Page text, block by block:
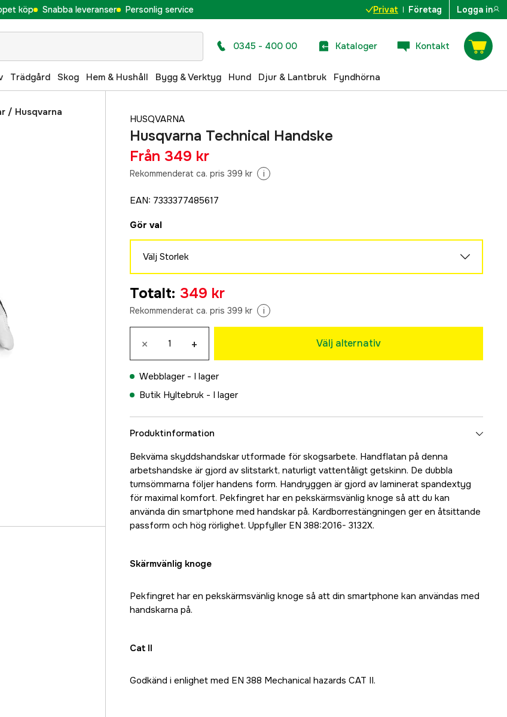
köp Snabba leveranser Personlig service Privat Företag Logga in
0345 - 400 00 Kataloger Kontakt
Trädgård Skog Hem & Hushåll Bygg & Verktyg Hund Djur & Lantbruk Fyndhörna
/ Husqvarna
HUSQVARNA
Husqvarna Technical Handske
Från 349 kr
Rekommenderat ca. pris 399 kr i
EAN: 7333377485617
Gör val
Välj Storlek
349 kr
9
349 kr
10
349 kr
12
349 kr
Totalt: 349 kr
Rekommenderat ca. pris 399 kr i
× + Välj alternativ
Webblager - I lager
Butik Hyltebruk - I lager
Produktinformation
Bekväma skyddshandskar utformade för skogsarbete. Handflatan på denna
arbetshandske är gjord av slitstarkt, naturligt vattentåligt getskinn. De dubbla
tumsömmarna följer handens form. Handryggen är gjord av laminerat spandextyg
för maximal komfort. Pekfingret har en pekskärmsvänlig knoge så att du kan
använda din smartphone med handskar på. Kardborrestängningen ger en åtsittande
passform och hög rörlighet. Uppfyller EN 388:2016- 3132X.
Skärmvänlig knoge
Pekfingret har en pekskärmsvänlig knoge så att din smartphone kan användas med
handskarna på.
Cat II
Godkänd i enlighet med EN 388 Mechanical hazards CAT II.